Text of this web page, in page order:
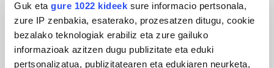
Guk eta gure 1022 kideek sure informacio pertsonala,
zure IP zenbakia, esaterako, prozesatzen ditugu, cookie
bezalako teknologiak erabiliz eta zure gailuko
informazioak azitzen dugu publizitate eta eduki
pertsonalizatua, publizitatearen eta edukiaren neurketa,
MUSIKA